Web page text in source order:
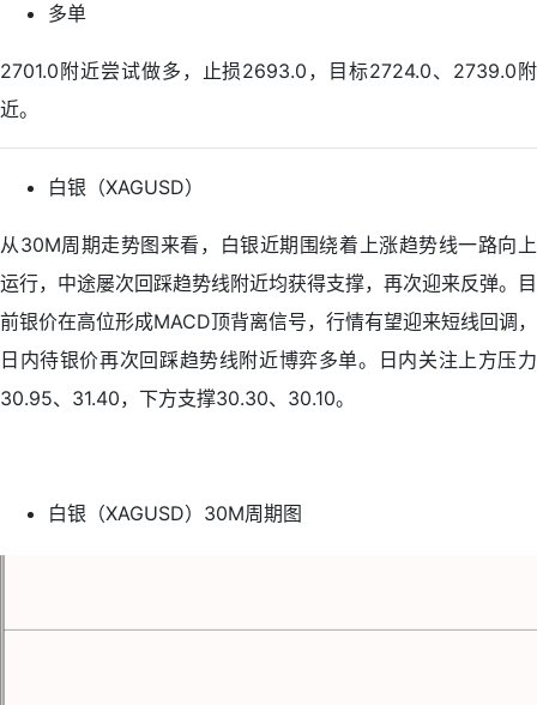
多单
2701.0附近尝试做多，止损2693.0，目标2724.0、2739.0附
近。
白银（XAGUSD）
从30M周期走势图来看，白银近期围绕着上涨趋势线一路向上
运行，中途屡次回踩趋势线附近均获得支撑，再次迎来反弹。目
前银价在高位形成MACD顶背离信号，行情有望迎来短线回调，
日内待银价再次回踩趋势线附近博弈多单。日内关注上方压力
30.95、31.40，下方支撑30.30、30.10。
白银（XAGUSD）30M周期图